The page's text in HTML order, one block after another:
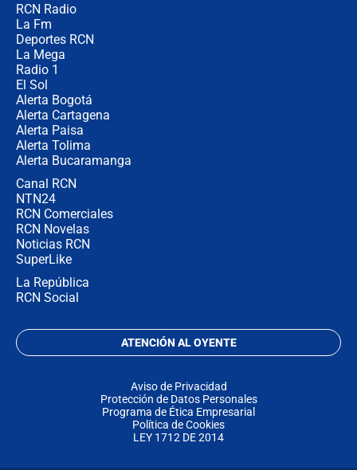
RCN Radio
La Fm
Deportes RCN
La Mega
Radio 1
El Sol
Alerta Bogotá
Alerta Cartagena
Alerta Paisa
Alerta Tolima
Alerta Bucaramanga
Canal RCN
NTN24
RCN Comerciales
RCN Novelas
Noticias RCN
SuperLike
La República
RCN Social
ATENCIÓN AL OYENTE
Aviso de Privacidad
Protección de Datos Personales
Programa de Ética Empresarial
Política de Cookies
LEY 1712 DE 2014